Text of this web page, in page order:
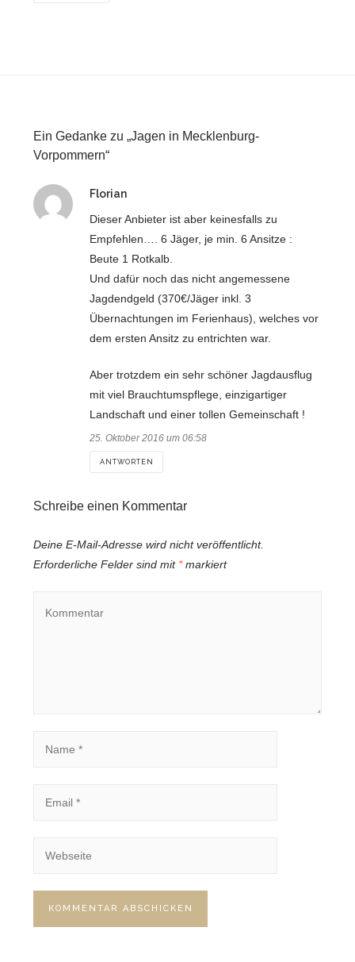
Ein Gedanke zu „Jagen in Mecklenburg-
Vorpommern“
Floriansagt:
Dieser Anbieter ist aber keinesfalls zu
Empfehlen…. 6 Jäger, je min. 6 Ansitze :
Beute 1 Rotkalb.
Und dafür noch das nicht angemessene
Jagdendgeld (370€/Jäger inkl. 3
Übernachtungen im Ferienhaus), welches vor
dem ersten Ansitz zu entrichten war.
Aber trotzdem ein sehr schöner Jagdausflug
mit viel Brauchtumspflege, einzigartiger
Landschaft und einer tollen Gemeinschaft !
25. Oktober 2016 um 06:58
ANTWORTEN
Schreibe einen Kommentar
Deine E-Mail-Adresse wird nicht veröffentlicht.
Erforderliche Felder sind mit *markiert